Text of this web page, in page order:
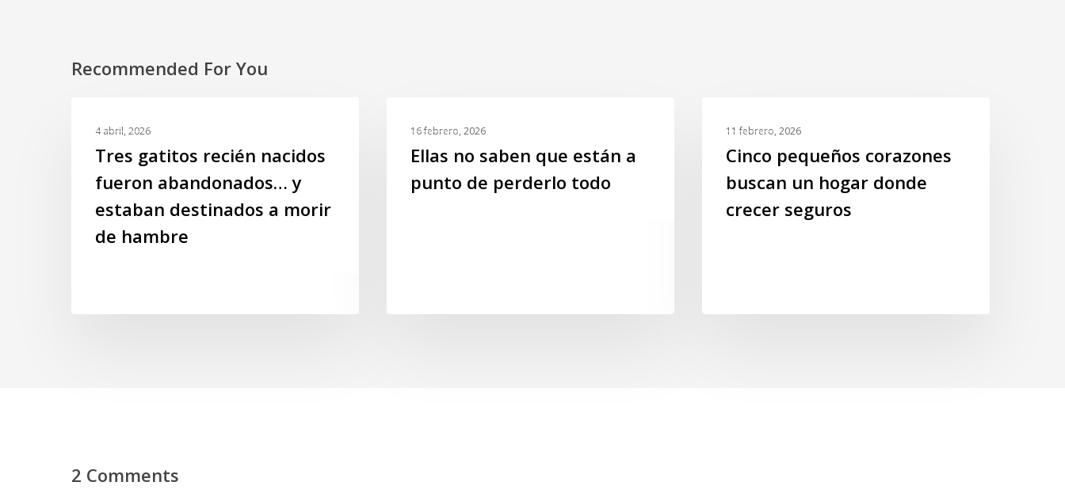
Recommended For You
gatitos
recién
fueron
abandonados…
4 abril, 2026
Tres gatitos recién nacidos
fueron abandonados… y
estaban destinados a morir
de hambre
saben
están
16 febrero, 2026
Ellas no saben que están a
punto de perderlo todo
pequeños
corazones
hogar
11 febrero, 2026
Cinco pequeños corazones
buscan un hogar donde
crecer seguros
2 Comments